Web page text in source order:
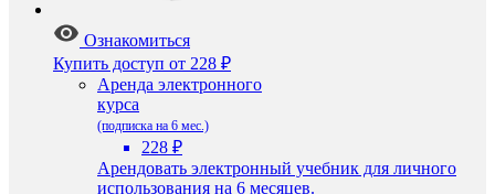
Ознакомиться
Купить доступ от 228 ₽
Аренда электронного
курса
(подписка на 6 мес.)
228 ₽
Арендовать электронный учебник для личного
использования на 6 месяцев.